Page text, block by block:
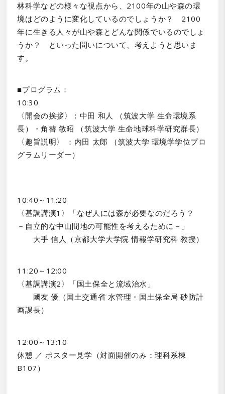
林科学などの様々な視点から、2100年の山や森の環
境はどのように変化しているのでしょうか？ 2100
年に生きる人々が山や森とどんな関係でいるのでしょ
うか？ といった問いについて、考えようと思いま
す。
■プログラム：
10:30
〈開会の挨拶〉：中田 和人 （筑波大学 生命環境系
長）・角替 敏昭 （筑波大学 生命地球科学研究群長）
〈趣旨説明〉 ：内田 太郎 （筑波大学 環境学学位プロ
グラムリーダー）
10:40～11:20
〈基調講演1〉「なぜ人には森が必要なのだろう？
－自立的な中山間地の可能性を考えるために－」
大手 信人（京都大学大学院 情報学研究科 教授）
11:20～12:00
〈基調講演2〉「国土保全と流域治水」
國友 優（国土交通省 水管理・国土保全局 砂防計
画課長）
12:00～13:10
休憩 ／ ポスター見学（対面開催のみ：理科系棟
B107）